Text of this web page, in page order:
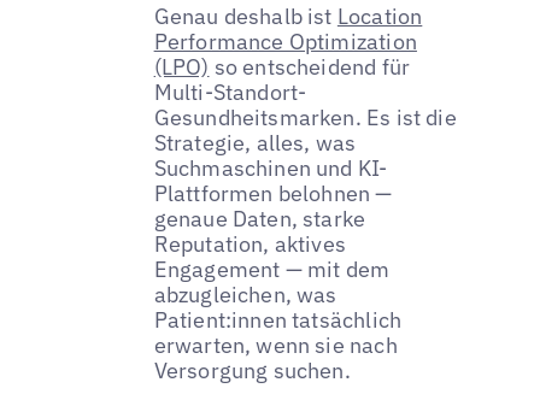
Genau deshalb ist Location
Performance Optimization
(LPO) so entscheidend für
Multi-Standort-
Gesundheitsmarken. Es ist die
Strategie, alles, was
Suchmaschinen und KI-
Plattformen belohnen —
genaue Daten, starke
Reputation, aktives
Engagement — mit dem
abzugleichen, was
Patient:innen tatsächlich
erwarten, wenn sie nach
Versorgung suchen.